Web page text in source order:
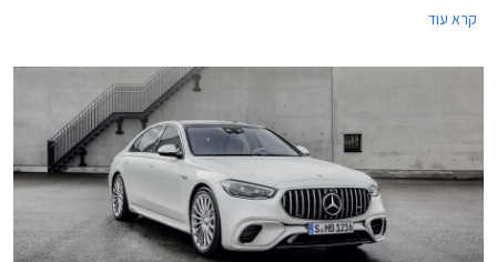
ושלל שינויים עמוקים ומהותיים.
קרא עוד